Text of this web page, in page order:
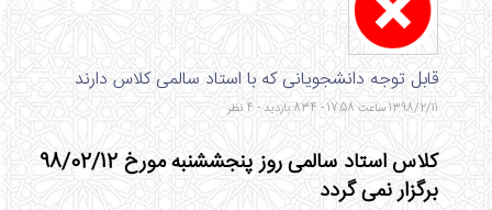
قابل توجه دانشجویانی که با استاد سالمی کلاس دارند
1398/2/11 ساعت 17:58 - 834 بازدید - 4 نظر
کلاس استاد سالمی روز پنجششنبه مورخ 98/02/12
برگزار نمی گردد